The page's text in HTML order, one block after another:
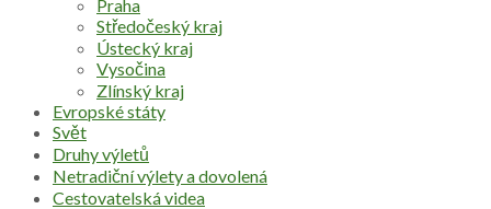
Praha
Středočeský kraj
Ústecký kraj
Vysočina
Zlínský kraj
Evropské státy
Svět
Druhy výletů
Netradiční výlety a dovolená
Cestovatelská videa